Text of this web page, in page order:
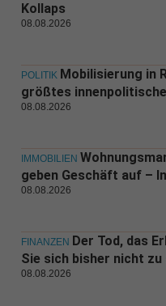
Kollaps
08.08.2026
POLITIK Mobilisierung in
größtes
08.08.2026
IMMOBILIEN
geben Geschäft auf –
08.08.2026
FINANZEN Der Tod, das
Sie sich bisher nicht
08.08.2026